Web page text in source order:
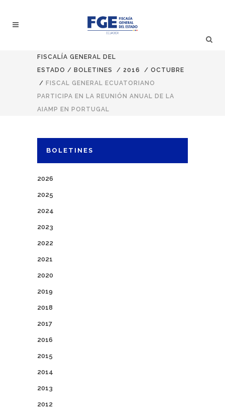
FISCALÍA GENERAL DEL
ESTADO / BOLETINES / 2016 / OCTUBRE
/ FISCAL GENERAL ECUATORIANO
PARTICIPA EN LA REUNIÓN ANUAL DE LA
AIAMP EN PORTUGAL
BOLETINES
2026
2025
2024
2023
2022
2021
2020
2019
2018
2017
2016
2015
2014
2013
2012